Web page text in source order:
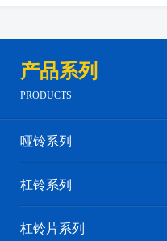
产品系列
PRODUCTS
哑铃系列
杠铃系列
杠铃片系列